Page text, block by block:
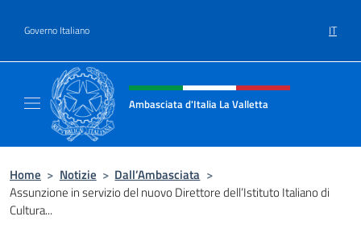
Governo Italiano IT
Intestazione sito, social e menù
Ambasciata d'Italia La Valletta
Home > Notizie > Dall’Ambasciata >
Assunzione in servizio del nuovo Direttore dell’Istituto Italiano di
Cultura...